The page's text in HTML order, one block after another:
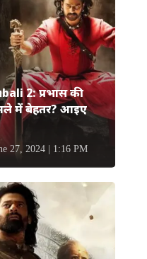
2: प्रभास की
में बेहतर? आइए
27, 2024 | 1:16 PM